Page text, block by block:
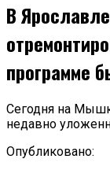
В
программе
Сегодня на
недавно
Опубликовано: